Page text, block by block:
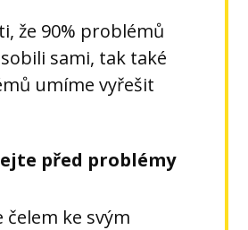
že 90% problémů
sami, tak také
umíme vyřešit
před problémy
čelem ke svým